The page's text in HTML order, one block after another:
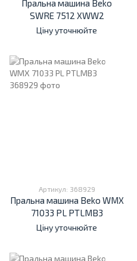
Пральна машина Beko
SWRE 7512 XWW2
Ціну уточнюйте
Артикул: 368929
Пральна машина Beko WMX
71033 PL PTLMB3
Ціну уточнюйте